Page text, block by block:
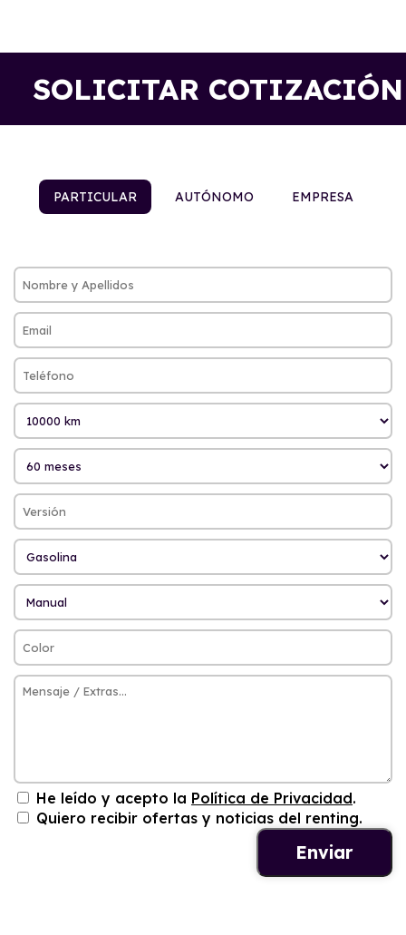
SOLICITAR COTIZACIÓN
PARTICULAR AUTÓNOMO EMPRESA
He leído y acepto la Política de Privacidad.
Quiero recibir ofertas y noticias del renting.